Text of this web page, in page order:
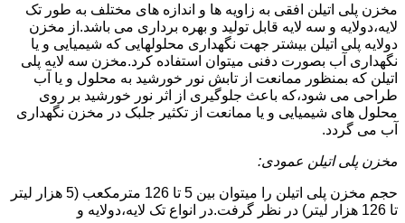
مخزن پلی اتیلن افقی به زاویه ها و اندازه های مختلف به طور تک
لایه،دولایه و سه لایه قابل تولید و بهره برداری می باشد.از مخزن
دولایه پلی اتیلن بیشتر جهت نگهداری محلولهایی که شیمیایی و یا
نگهداری آب بصورت دفنی میتوان استفاده کرد.مخزن سه لایه پلی
اتیلن که بمنظور ممانعت از تابش نور خورشید به محلول و یا آب
طراحی می شود،که باعث جلوگیری از اثر نور خورشید بر روی
محلول های شیمیایی و یا ممانعت از تکثیر جلبک در مخزن نگهداری
آب می گردد.
مخزن پلی اتیلن عمودی:
حجم مخزن پلی اتیلن را میتوان بین 5 تا 126 مترمکعب (5 هزار لیتر
تا 126 هزار لیتر) در نظر گرفت.در انواع تک لایه،دولایه و